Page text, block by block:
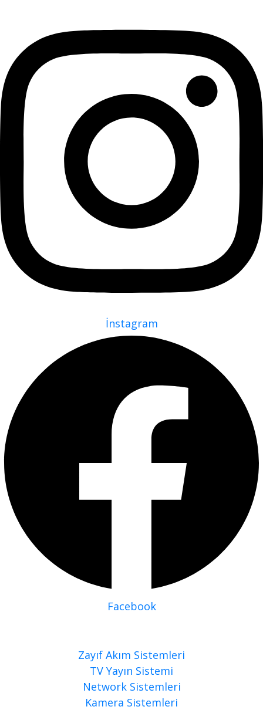
İnstagram
Facebook
Zayıf Akım Sistemleri
TV Yayın Sistemi
Network Sistemleri
Kamera Sistemleri